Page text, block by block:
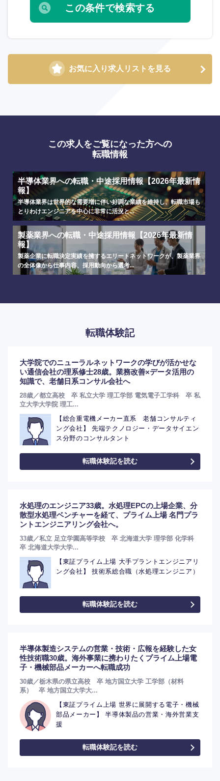
お気に入り求人リストを見る
選択する
選択する
選択する
選択する
選択する
この求人をご覧になった方への
転職情報
半導体業界への転職・中途採用情報【2026年最新情
報】
半導体業界は世界的な需要増に伴い好調な業績を維持し、転職市場も
とりわけエンジニアを中心に非常に活況と...
製薬業界への転職・中途採用情報【2026年最新情
報】
製薬企業に転職決定実績を擁するエリートネットワークが、製薬業界
の全体像から仕事内容、採用動向から選考...
転職体験記
大学院でのニューラルネットワークの学びが活かせな
い通信会社の理系修士28歳。業務改善×データ活用の
知識で、老舗日系コンサル会社へ
28歳／都立高校 卒 私立大学 理工学部 電気電子工学科 卒 私
立大学大学院 理工...
【総合重電機メーカー直系 老舗コンサルティ
ング会社】 先端テクノロジー・データサイエン
ス分野のコンサルタント
転職体験記を読む
水処理のエンジニア33歳。水処理EPCの上場企業、分
散型水処理ベンチャーを経て、プライム上場 名門プラ
ントエンジニアリング会社へ。
33歳／私立 足立学園高等学校 卒 北海道大学 理学部 化学科
卒 北海道大学大学...
【東証プライム上場 大手プラントエンジニアリ
ング会社】 技術系総合職（水処理エンジニア）
転職体験記を読む
半導体製造システムの営業・技術・広報を経験した女
性技術職30歳。海外事業に携わりたくプライム上場電
子・機械部品メーカーへ転職成功
30歳／栃木県の県立高校 卒 地方国立大学 工学部（材料
系） 卒 地方国立大学大...
【東証プライム上場 世界に展開する電子・機械
部品メーカー】 半導体製品の営業・海外営業支
援
転職体験記を読む